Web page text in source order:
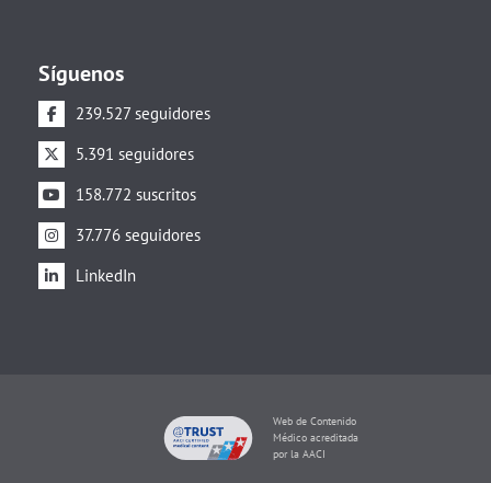
Síguenos
239.527 seguidores
5.391 seguidores
158.772 suscritos
37.776 seguidores
LinkedIn
Web de Contenido
Médico acreditada
por la AACI